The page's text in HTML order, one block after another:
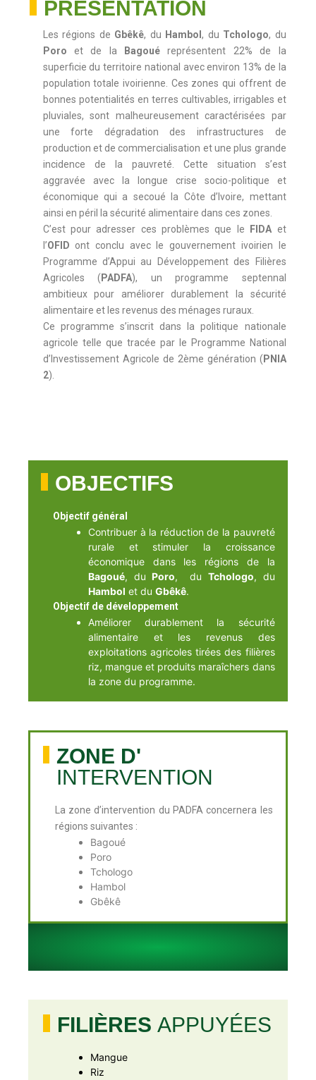
PRÉSENTATION
Les régions de Gbêkê, du Hambol, du Tchologo, du
Poro et de la Bagoué représentent 22% de la
superficie du territoire national avec environ 13% de la
population totale ivoirienne. Ces zones qui offrent de
bonnes potentialités en terres cultivables, irrigables et
pluviales, sont malheureusement caractérisées par
une forte dégradation des infrastructures de
production et de commercialisation et une plus grande
incidence de la pauvreté. Cette situation s’est
aggravée avec la longue crise socio-politique et
économique qui a secoué la Côte d’Ivoire, mettant
ainsi en péril la sécurité alimentaire dans ces zones.
C’est pour adresser ces problèmes que le
FIDA et
l’OFID ont conclu avec le gouvernement ivoirien le
Programme d’Appui au Développement des Filières
Agricoles ( PADFA), un programme septennal
ambitieux pour améliorer durablement la sécurité
alimentaire et les revenus des ménages ruraux.
Ce programme s’inscrit dans la politique nationale
agricole telle que tracée par le Programme National
d’Investissement Agricole de 2ème génération ( PNIA
2).
OBJECTIFS
Objectif général
Contribuer à la réduction de la pauvreté
rurale et stimuler la croissance
économique dans les régions de la
Bagoué, duPoro, du Tchologo, du
Hambol et du Gbêkê.
Objectif de développement
Améliorer durablement la sécurité
alimentaire et les revenus des
exploitations agricoles tirées des filières
riz, mangue et produits maraîchers dans
la zone du programme.
ZONE D'
INTERVENTION
La zone d’intervention du PADFA concernera les
régions suivantes :
Bagoué
Poro
Tchologo
Hambol
Gbêkê
FILIÈRESAPPUYÉES
Mangue
Riz